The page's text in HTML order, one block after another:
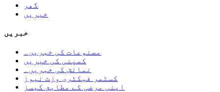
گھر
خبریں
خبریں
مصنوعات کی خبریں۔
کمپنی کی خبریں
نمائش کی خبریں۔
کسٹمر فیکٹری وزٹ نیوز
اپنی مرضی کے مطابق کیسز